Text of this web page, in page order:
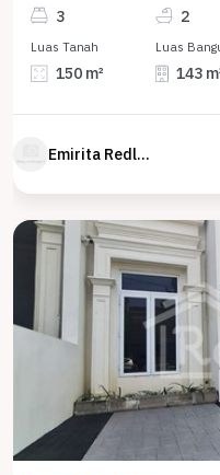
3 2
Luas Tanah
150 m²
Luas
143
Emirita Redland